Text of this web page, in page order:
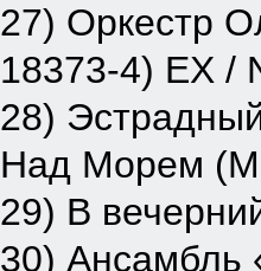
27) Оркестр
18373-4) EX /
28)
Над Морем
29) В
30) Ансамбль